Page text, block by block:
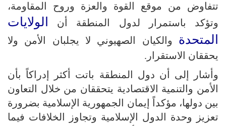
تتفاوض من موقع القوة والعزة وروح المقاومة،
وتؤكد باستمرار لدول المنطقة أن
الولايات
المتحدة والكيان الصهيوني لا يجلبان الأمن ولا
يحققان الاستقرار.
وأشار إلى أن دول المنطقة باتت أكثر إدراكاً بأن
الأمن والتنمية الاقتصادية يتحققان من خلال التعاون
بين دولها، مؤكداً إيمان الجمهورية الإسلامية بضرورة
تعزيز وحدة الدول الإسلامية وتجاوز الخلافات فيما